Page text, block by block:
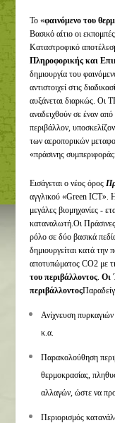
Το «φαινόμενο του
Βασικό αίτιο οι
Καταστροφικό
Πληροφορικής και
δημιουργία του
αντιστοιχεί στις
αυξάνεται διαρκώς. Οι
αναδειχθούν σε έναν
περιβάλλον,
των αεροπορικών
«πράσινης
Εισάγεται ο νέος όρος
αγγλικού «Green ICT».
μεγάλες βιομηχανίες -
καταναλωτή.Οι
ρόλο σε δύο βασικά
δημιουργείται κατά την
αποτυπώματος CO2 με
του περιβάλλοντος.Οι
περιβάλλοντος
Ανίχνευση
κ.α.
Παρακολούθηση
θερμοκρασίας,
αλλαγών, ώστε να
Περιορισμός